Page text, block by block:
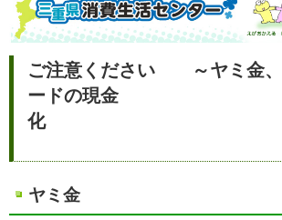
ご注意ください ～ヤミ金、
ードの現金
ヤミ金